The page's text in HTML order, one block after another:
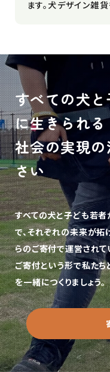
ます。犬デザイン雑
すべての犬
に生きられる
社会の実現
さい
すべての犬と子ども若者
で、それぞれの未来が拓
らのご寄付で運営されて
ご寄付という形で私た
を一緒につくりましょう。